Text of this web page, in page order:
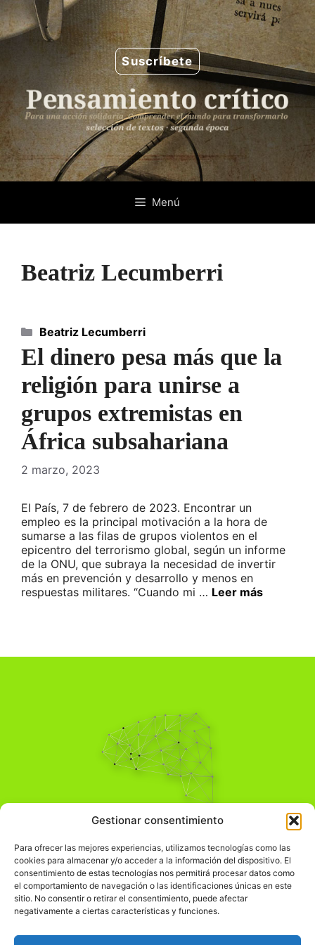
Gestionar consentimiento
Para ofrecer las mejores experiencias, utilizamos tecnologías como las
cookies para almacenar y/o acceder a la información del dispositivo. El
consentimiento de estas tecnologías nos permitirá procesar datos como
el comportamiento de navegación o las identificaciones únicas en este
sitio. No consentir o retirar el consentimiento, puede afectar
negativamente a ciertas características y funciones.
Saltar
al
contenido
Suscríbete
Menú
Beatriz Lecumberri
El dinero pesa más que la
religión para unirse a
grupos extremistas en
África subsahariana
2 marzo, 2023
El País, 7 de febrero de 2023. Encontrar un
empleo es la principal motivación a la hora de
sumarse a las filas de grupos violentos en el
epicentro del terrorismo global, según un informe
de la ONU, que subraya la necesidad de invertir
más en prevención y desarrollo y menos en
respuestas militares. “Cuando mi … Leer más
Categorías
Beatriz Lecumberri
Pensamiento Crítico
Comprender el mundo para transformarlo.
Información Legal
჻Política de privacidad